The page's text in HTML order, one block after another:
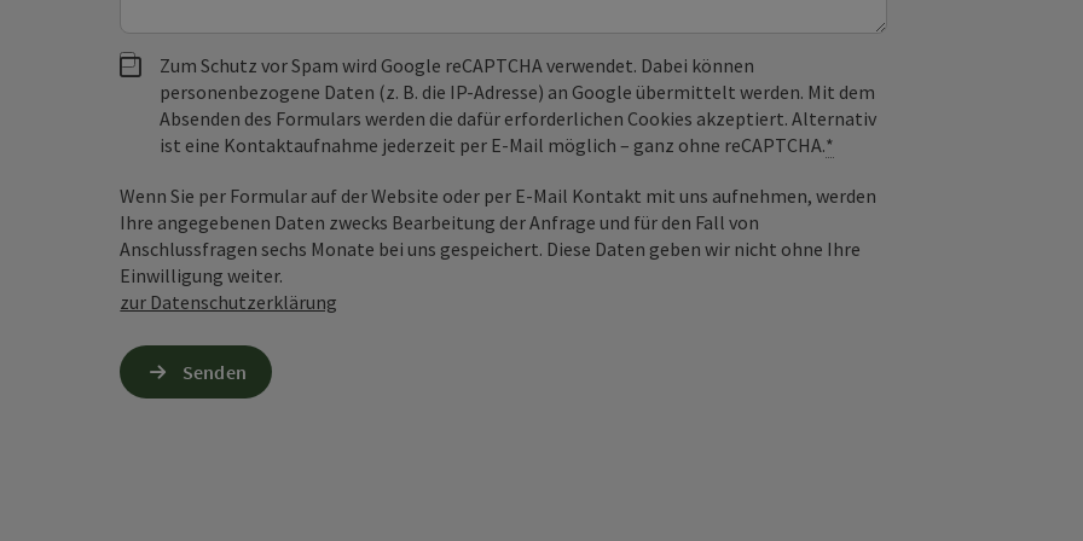
Zum Schutz vor Spam wird Google reCAPTCHA verwendet. Dabei können
personenbezogene Daten (z. B. die IP-Adresse) an Google übermittelt werden. Mit dem
Absenden des Formulars werden die dafür erforderlichen Cookies akzeptiert. Alternativ
ist eine Kontaktaufnahme jederzeit per E-Mail möglich – ganz ohne reCAPTCHA.*
Wenn Sie per Formular auf der Website oder per E-Mail Kontakt mit uns aufnehmen, werden
Ihre angegebenen Daten zwecks Bearbeitung der Anfrage und für den Fall von
Anschlussfragen sechs Monate bei uns gespeichert. Diese Daten geben wir nicht ohne Ihre
Einwilligung weiter.
zur Datenschutzerklärung
Senden